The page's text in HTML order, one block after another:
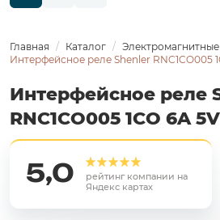
Главная Каталог
Интерфейсное реле Shenler RNC1CO005
Интерфейсное реле
RNC1CO005 1CO 6A
5,0
рейтинг компании на
Яндекс картах